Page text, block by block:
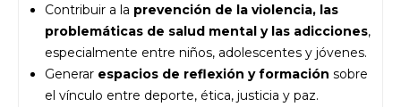
Contribuir a la prevención de la violencia, las
problemáticas de salud mental y las adicciones,
especialmente entre niños, adolescentes y jóvenes.
Generar espacios de reflexión y formación sobre
el vínculo entre deporte, ética, justicia y paz.